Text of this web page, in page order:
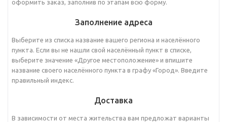
оформить заказ, заполнив по этапам всю форму.
Заполнение адреса
Выберите из списка название вашего региона и населённого
пункта. Если вы не нашли свой населённый пункт в списке,
выберите значение «Другое местоположение» и впишите
название своего населённого пункта в графу «Город». Введите
правильный индекс.
Доставка
В зависимости от места жительства вам предложат варианты